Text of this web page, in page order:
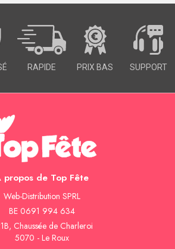
RAPIDE PRIX BAS SUPPORT
propos de Top Fête
Web-Distribution SPRL
BE 0691 994 634
Chaussée de Charleroi
5070 - Le Roux